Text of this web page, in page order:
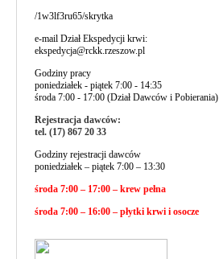
/1w3lf3ru65/skrytka
e-mail Dział Ekspedycji krwi:
ekspedycja@rckk.rzeszow.pl
Godziny pracy
poniedziałek - piątek 7:00 - 14:35
środa 7:00 - 17:00 (Dział Dawców i Pobierania)
Rejestracja dawców:
tel. (17) 867 20 33
Godziny rejestracji dawców
poniedziałek – piątek 7:00 – 13:30
środa 7:00 – 17:00 – krew pełna
środa 7:00 – 16:00 – płytki krwi i osocze